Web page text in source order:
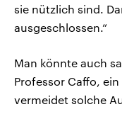
sie nützlich sind.
ausgeschlossen.“
Man könnte auch
Professor Caffo,
vermeidet solche